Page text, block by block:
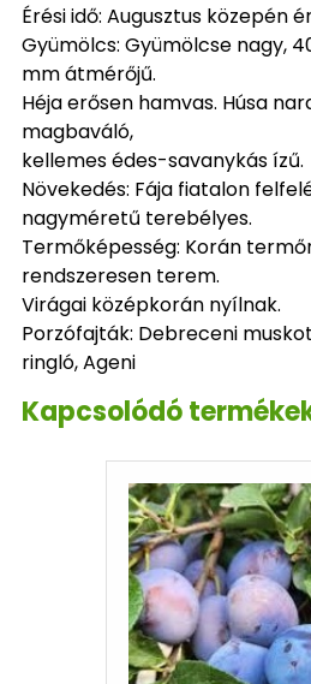
Érési idő: Augusztus közepén
Gyümölcs: Gyümölcse nagy,
mm átmérőjű.
Héja erősen hamvas. Húsa
magbaváló,
kellemes édes-savanykás ízű.
Növekedés: Fája fiatalon
nagyméretű terebélyes.
Termőképesség: Korán
rendszeresen terem.
Virágai középkorán nyílnak.
Porzófajták: Debreceni
ringló, Ageni
Kapcsolódó